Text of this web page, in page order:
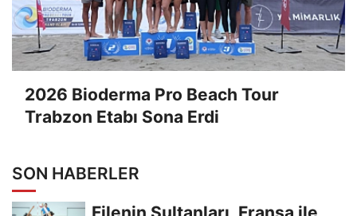
2026 Bioderma Pro Beach Tour
Trabzon Etabı Sona Erdi
SON HABERLER